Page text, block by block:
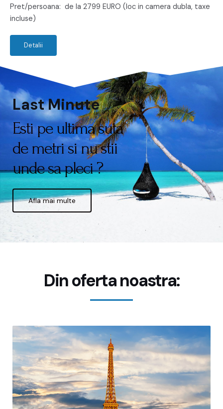
Pret/persoana: de la 2799 EURO (loc in camera dubla, taxe
incluse)
Detalii
Last Minute
Esti pe ultima suta
de metri si nu stii
unde sa pleci ?
Afla mai multe
Din oferta noastra: